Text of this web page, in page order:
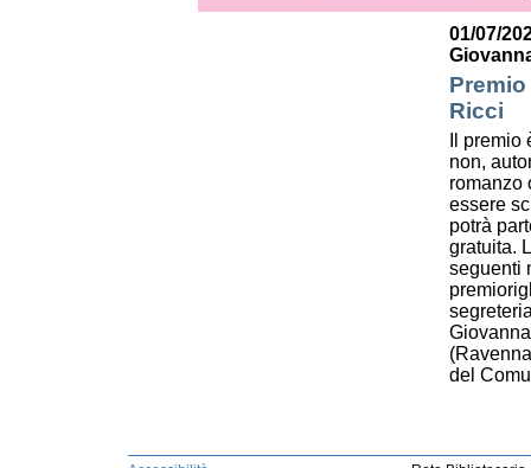
01/07/
Ricci
Il
non,
romanzo
essere
potrà
gratuita.
seguenti
del